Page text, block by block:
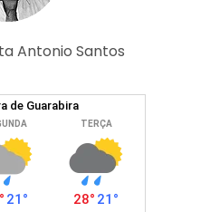
Antonio Santos